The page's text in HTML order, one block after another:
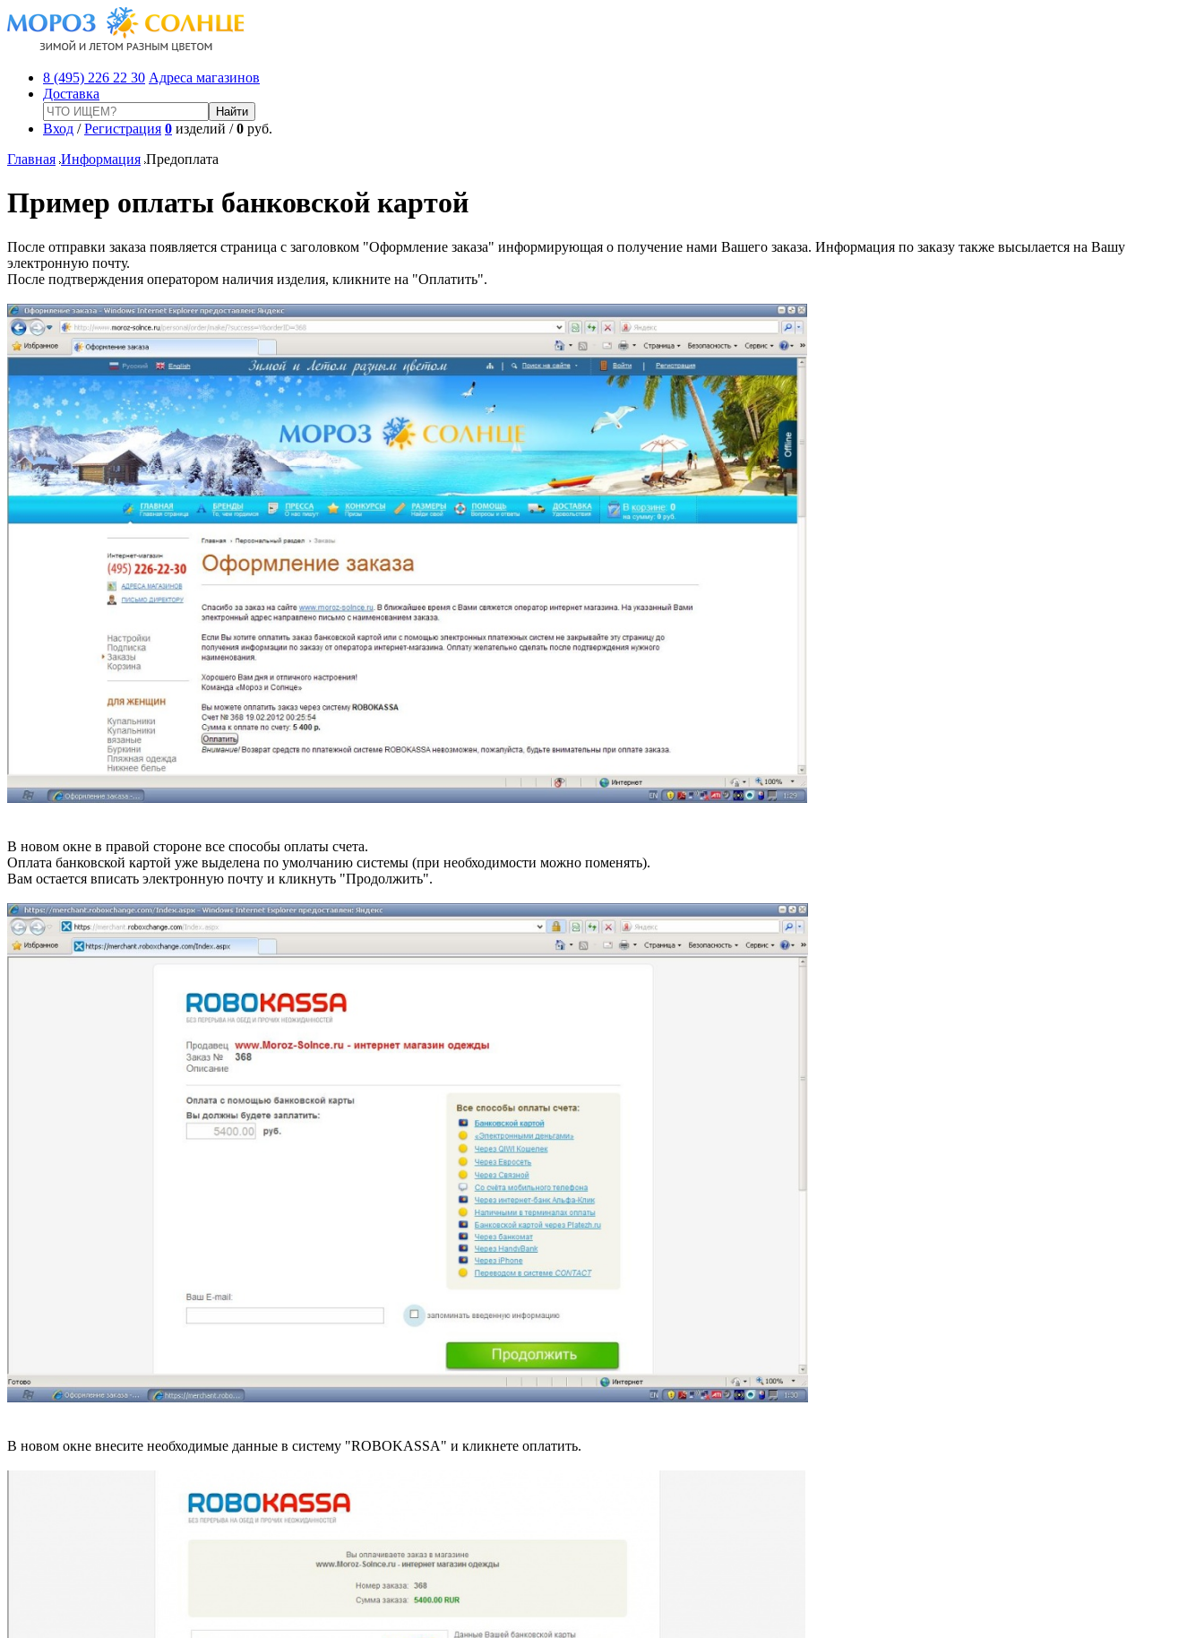
8 (495) 226 22 30 Адреса магазинов
Доставка
Вход /Регистрация 0 изделий /0 руб.
Главная Информация Предоплата
Пример оплаты банковской картой
После отправки заказа появляется страница с заголовком "Оформление заказа" информирующая о получение нами Вашего заказа. Информация по заказу также высылается на Вашу
электронную почту.
После подтверждения оператором наличия изделия, кликните на "Оплатить".
В новом окне в правой стороне все способы оплаты счета.
Оплата банковской картой уже выделена по умолчанию системы (при необходимости можно поменять).
Вам остается вписать электронную почту и кликнуть "Продолжить".
В новом окне внесите необходимые данные в систему "ROBOKASSA" и кликнете оплатить.